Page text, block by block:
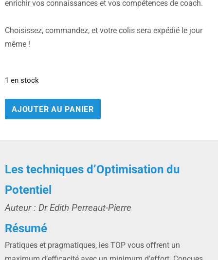
enrichir vos connaissances et vos compétences de coach.
Choisissez, commandez, et votre colis sera expédié le jour
même !
1 en stock
AJOUTER AU PANIER
Les techniques d’Optimisation du
Potentiel
Auteur : Dr Edith Perreaut-Pierre
Résumé
Pratiques et pragmatiques, les TOP vous offrent un